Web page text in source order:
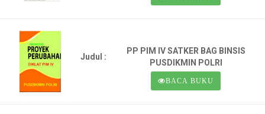
Judul :
PP PIM IV SATKER BAG BINSIS
PUSDIKMIN POLRI
BACA BUKU